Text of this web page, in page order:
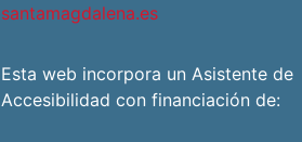
santamagdalena.es
Esta web incorpora un Asistente de
Accesibilidad con financiación de: